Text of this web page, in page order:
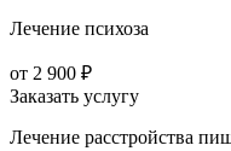
Лечение психоза
от 2 900 ₽
Заказать услугу
Лечение расстройства